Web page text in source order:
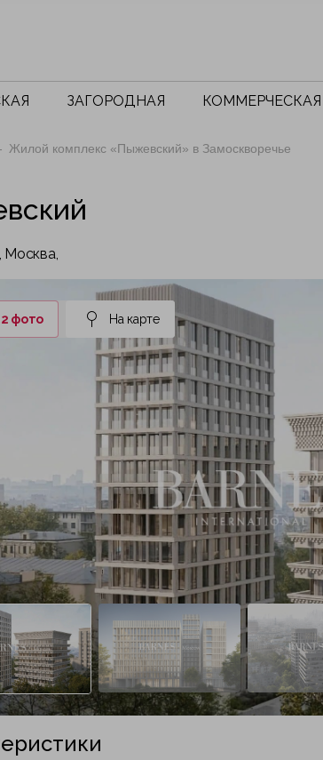
ЗАГОРОДНАЯ КОММЕРЧЕСКАЯ
Жилой комплекс «Пыжевский» в Замоскворечье
Москва,
фото На карте
слайд